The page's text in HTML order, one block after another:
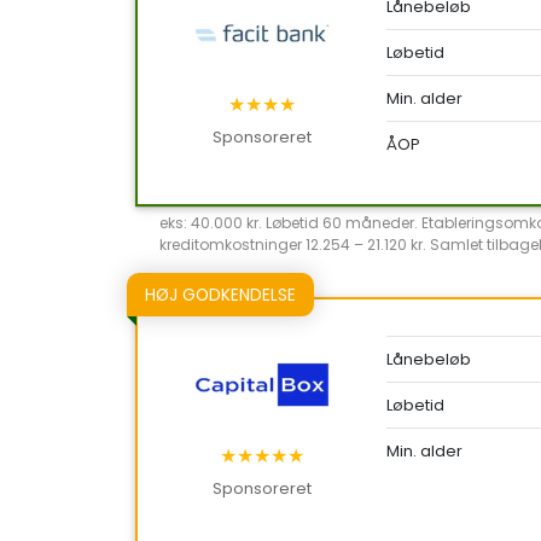
★★★★
Sponsoreret
Lånebeløb
Løbetid
Min. alder
ÅOP
eks: 40.000 kr. Løbetid 60 måneder.
kreditomkostninger 12.254 – 21.120 kr. Samlet
HØJ GODKENDELSE
★★★★★
Sponsoreret
Lånebeløb
Løbetid
Min. alder